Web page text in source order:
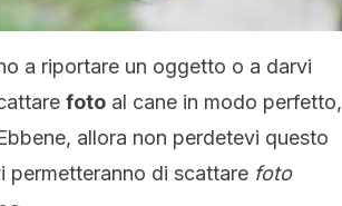
a riportare un oggetto o a darvi
foto al cane in modo perfetto,
allora non perdetevi questo
permetteranno di scattare foto